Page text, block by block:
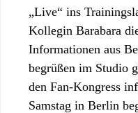
„Live“ ins
Kollegin Barabara
Informationen aus
begrüßen im Studio
den Fan-Kongress
Samstag in Berlin